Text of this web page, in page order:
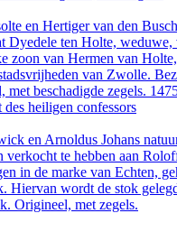
en Hertiger van den
Dyedele ten Holte, weduwe,
zoon van Hermen van
van Zwolle.
met beschadigde zegels.
heiligen confessors
en Arnoldus Johans
verkocht te hebben aan
in de marke van Echten,
Hiervan wordt de stok
Origineel, met zegels.